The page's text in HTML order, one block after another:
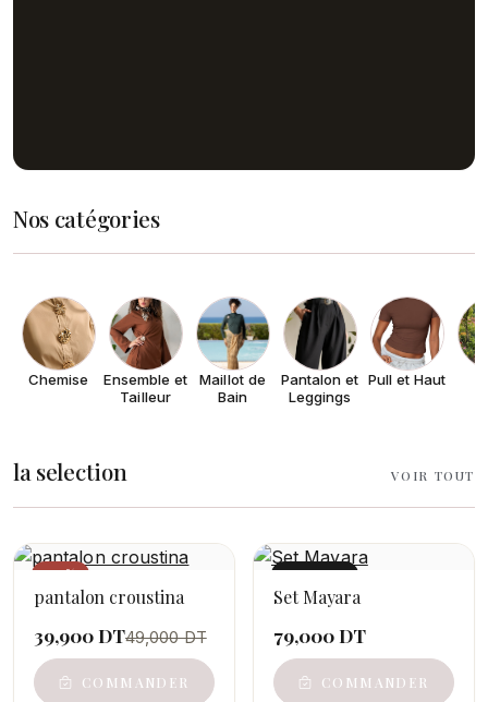
Nos catégories
Chemise
Ensemble et
Tailleur
Maillot de
Bain
Pantalon et
Leggings
Pull et Haut
la selection VOIR TOUT
−19%
pantalon croustina
39,900 DT49,000 DT
COMMANDER
NOUVEAU
Set Mayara
79,000 DT
COMMANDER